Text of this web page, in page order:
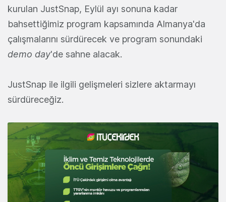
kurulan JustSnap, Eylül ayı sonuna kadar
bahsettiğimiz program kapsamında Almanya'da
çalışmalarını sürdürecek ve program sonundaki
demo day'de sahne alacak.
JustSnap ile ilgili gelişmeleri sizlere aktarmayı
sürdüreceğiz.